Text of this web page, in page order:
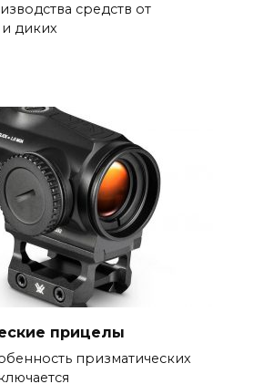
средств от
диких
прицелы
призматических